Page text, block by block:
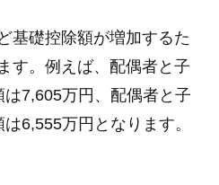
基礎控除額が増加するた
す。例えば、配偶者と子
7,605万円、配偶者と子
6,555万円となります。